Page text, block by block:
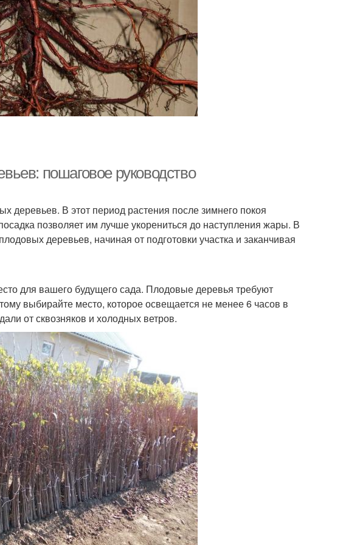
пошаговое руководство
деревьев. В этот период растения после зимнего покоя
позволяет им лучше укорениться до наступления жары. В
деревьев, начиная от подготовки участка и заканчивая
для вашего будущего сада. Плодовые деревья требуют
выбирайте место, которое освещается не менее 6 часов в
от сквозняков и холодных ветров.